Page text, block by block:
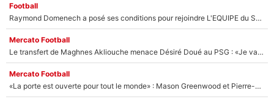
Football
Raymond Domenech a posé ses conditions pour rejoindre L'EQUIPE du Soir : Il refuse de faire l'émission avec un autre chroniqueur !
Mercato Football
Le transfert de Maghnes Akliouche menace Désiré Doué au PSG : «Je valide à 200%»
Mercato Football
«La porte est ouverte pour tout le monde» : Mason Greenwood et Pierre-Emerick Aubameyang ont quitté l'OM, Amine Gouiri balance sur la suite du mercato et sur la réaction du vestiaire !